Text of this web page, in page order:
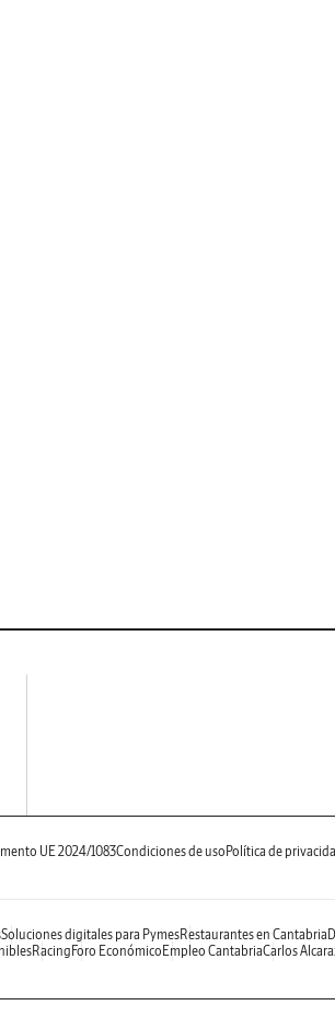
UE 2024/1083Condiciones de uso Política de
Soluciones digitales para PymesRestaurantes en Cantabria
Racing Foro Económico Empleo CantabriaCarlos